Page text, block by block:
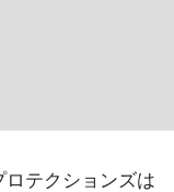
テクションズは